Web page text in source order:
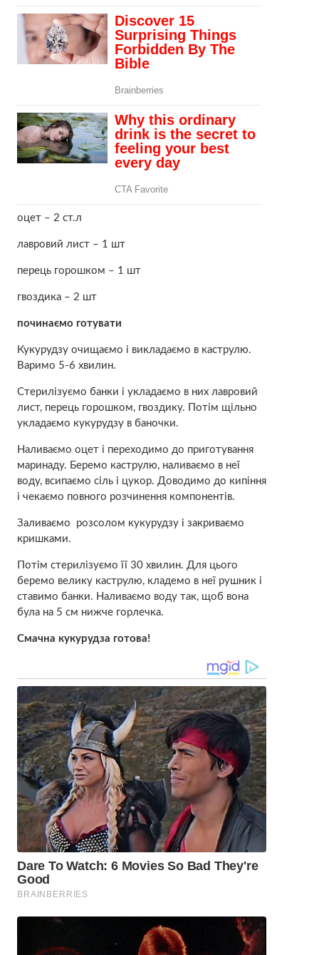
оцет – 2 ст.л
лавровий лист – 1 шт
перець горошком – 1 шт
гвоздика – 2 шт
починаємо готувати
Кукурудзу очищаємо і викладаємо в каструлю.
Варимо 5-6 хвилин.
Стерилізуємо банки і укладаємо в них лавровий
лист, перець горошком, гвоздику. Потім щільно
укладаємо кукурудзу в баночки.
Наливаємо оцет і переходимо до приготування
маринаду. Беремо каструлю, наливаємо в неї
воду, всипаємо сіль і цукор. Доводимо до кипіння
і чекаємо повного розчинення компонентів.
Заливаємо розсолом кукурудзу і закриваємо
кришками.
Потім стерилізуємо її 30 хвилин. Для цього
беремо велику каструлю, кладемо в неї рушник і
ставимо банки. Наливаємо воду так, щоб вона
була на 5 см нижче горлечка.
Смачна кукурудза готова!